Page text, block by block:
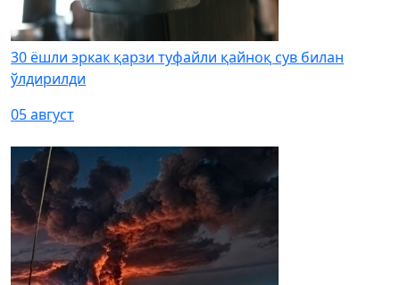
30 ёшли эркак қарзи туфайли қайноқ сув билан
ўлдирилди
05 август